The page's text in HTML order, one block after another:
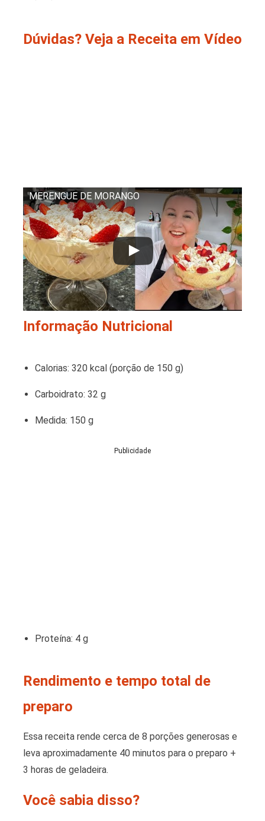
Dúvidas? Veja a Receita em Vídeo
MERENGUE DE MORANGO
Informação Nutricional
Calorias: 320 kcal (porção de 150 g)
Carboidrato: 32 g
Medida: 150 g
Publicidade
Proteína: 4 g
Rendimento e tempo total de
preparo
Essa receita rende cerca de 8 porções generosas e
leva aproximadamente 40 minutos para o preparo +
3 horas de geladeira.
Você sabia disso?